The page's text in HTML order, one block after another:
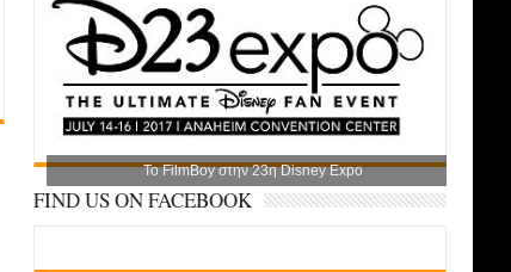
Το FilmBoy στην 23η Disney Expo
FIND US ON FACEBOOK